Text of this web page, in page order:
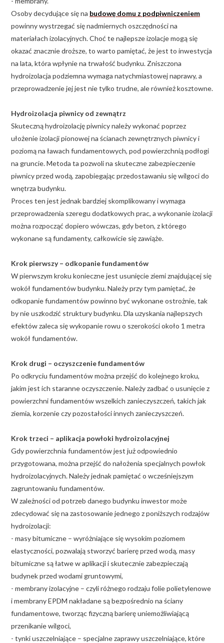
Osoby decydujące się na budowę domu z podpiwniczeniem
powinny wystrzegać się nadmiernych oszczędności na
materiałach izolacyjnych. Choć te najlepsze izolacje mogą się
okazać znacznie droższe, to warto pamiętać, że jest to inwestycja
na lata, która wpłynie na trwałość budynku. Zniszczona
hydroizolacja podziemna wymaga natychmiastowej naprawy, a
przeprowadzenie jej jest nie tylko trudne, ale również kosztowne.
Hydroizolacja piwnicy od zewnątrz
Skuteczną hydroizolację piwnicy należy wykonać poprzez
ułożenie izolacji pionowej na ścianach zewnętrznych piwnicy i
poziomą na ławach fundamentowych, pod powierzchnią podłogi
na gruncie. Metoda ta pozwoli na skuteczne zabezpieczenie
piwnicy przed wodą, zapobiegając przedostawaniu się wilgoci do
wnętrza budynku.
Proces ten jest jednak bardziej skomplikowany i wymaga
przeprowadzenia szeregu dodatkowych prac, a wykonanie izolacji
można rozpocząć dopiero wówczas, gdy beton, z którego
wykonane są fundamenty, całkowicie się zawiąże.
Krok pierwszy – odkopanie fundamentów
W pierwszym kroku konieczne jest usunięcie ziemi znajdującej się
wokół fundamentów budynku. Należy przy tym pamiętać, że
odkopanie fundamentów powinno być wykonane ostrożnie, tak
by nie uszkodzić struktury budynku. Dla uzyskania najlepszych
efektów zaleca się wykopanie rowu o szerokości około 1 metra
wokół fundamentów.
Krok drugi – oczyszczenie fundamentów
Po odkryciu fundamentów można przejść do kolejnego kroku,
jakim jest ich staranne oczyszczenie. Należy zadbać o usunięcie z
powierzchni fundamentów wszelkich zanieczyszczeń, takich jak
ziemia, korzenie czy pozostałości innych zanieczyszczeń.
Krok trzeci – aplikacja powłoki hydroizolacyjnej
Gdy powierzchnia fundamentów jest już odpowiednio
przygotowana, można przejść do nałożenia specjalnych powłok
hydroizolacyjnych. Należy jednak pamiętać o wcześniejszym
zagruntowaniu fundamentów.
W zależności od potrzeb danego budynku inwestor może
zdecydować się na zastosowanie jednego z poniższych rodzajów
hydroizolacji:
- masy bitumiczne – wyróżniające się wysokim poziomem
elastyczności, pozwalają stworzyć barierę przed wodą, masy
bitumiczne są łatwe w aplikacji i skutecznie zabezpieczają
budynek przed wodami gruntowymi,
- membrany izolacyjne – czyli różnego rodzaju folie polietylenowe
i membrany EPDM nakładane są bezpośrednio na ściany
fundamentowe, tworząc fizyczną barierę uniemożliwiającą
przenikanie wilgoci,
- tynki uszczelniające – specjalne zaprawy uszczelniające, które